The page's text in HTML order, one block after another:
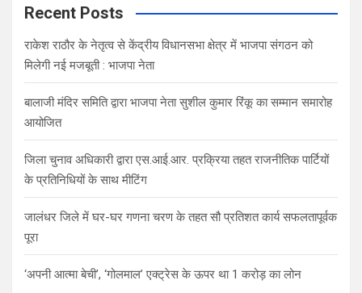
Recent Posts
राकेश राठौर के नेतृत्व से केंद्रीय विधानसभा क्षेत्र में भाजपा संगठन को
मिलेगी नई मजबूती : भाजपा नेता
बालाजी मंदिर समिति द्वारा भाजपा नेता सुशील कुमार रिंकू का सम्मान समारोह
आयोजित
जिला चुनाव अधिकारी द्वारा एस.आई.आर. प्रक्रिया तहत राजनीतिक पार्टियों
के प्रतिनिधियों के साथ मीटिंग
जालंधर जिले में घर-घर गणना चरण के तहत सौ प्रतिशत कार्य सफलतापूर्वक
पूरा
‘अपनी आत्मा बेची’, ‘गोलमाल’ एक्ट्रेस के ऊपर था 1 करोड़ का लोन